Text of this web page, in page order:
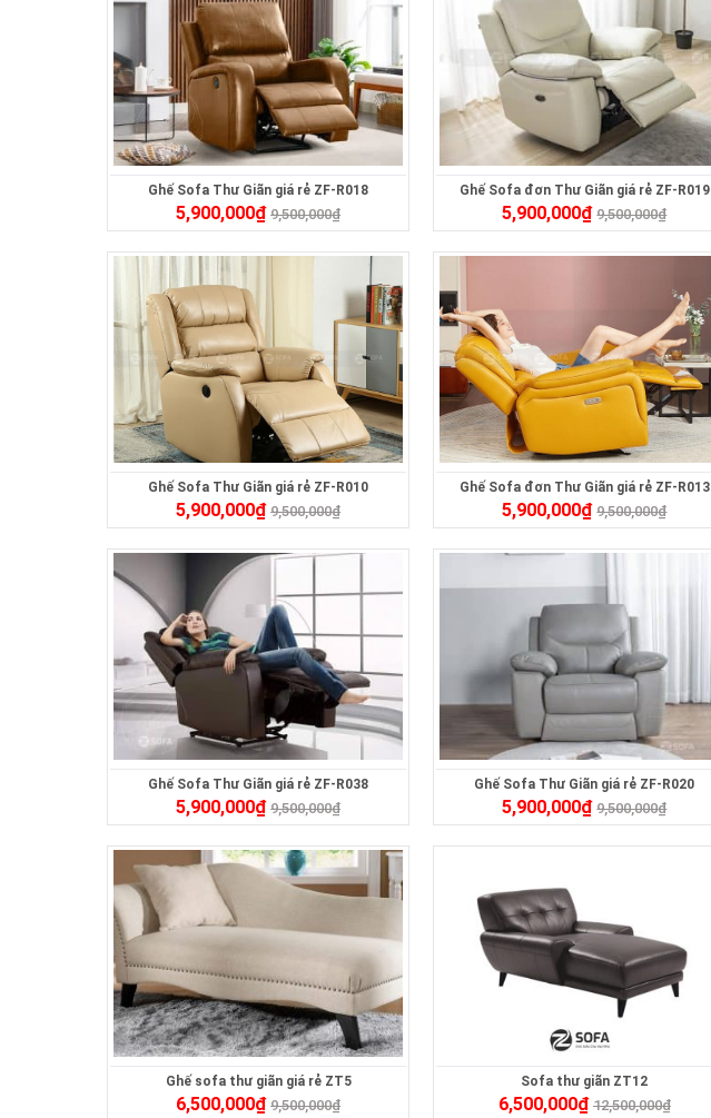
Ghế Sofa Thư Giãn giá rẻ ZF-R018
5,900,000₫ 9,500,000₫
Ghế Sofa đơn Thư Giãn giá rẻ ZF-R019
5,900,000₫ 9,500,000₫
Ghế Sofa Thư Giãn giá rẻ ZF-R010
5,900,000₫ 9,500,000₫
Ghế Sofa đơn Thư Giãn giá rẻ ZF-R013
5,900,000₫ 9,500,000₫
Ghế Sofa Thư Giãn giá rẻ ZF-R038
5,900,000₫ 9,500,000₫
Ghế Sofa Thư Giãn giá rẻ ZF-R020
5,900,000₫ 9,500,000₫
Ghế sofa thư giãn giá rẻ ZT5
6,500,000₫ 9,500,000₫
Sofa thư giãn ZT12
6,500,000₫ 12,500,000₫